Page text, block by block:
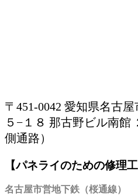
〒451-0042 愛知県名古
５−１８ 那古野ビル南館
側通路）
【パネライのための修理
名古屋市営地下鉄（桜通線）